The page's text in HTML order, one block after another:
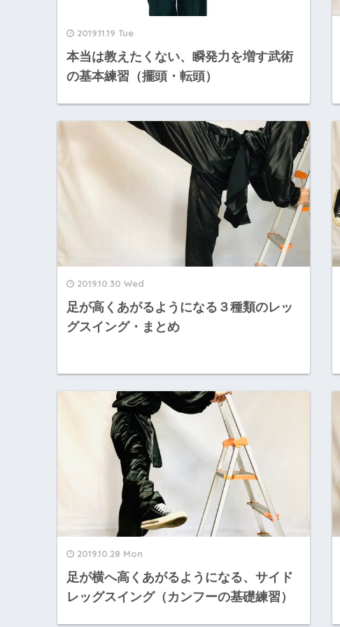
2019.11.19 Tue
本当は教えたくない、瞬発力を増す武術
の基本練習（擺頭・転頭）
2019.10.30 Wed
足が高くあがるようになる３種類のレッ
グスイング・まとめ
2019.10.28 Mon
足が横へ高くあがるようになる、サイド
レッグスイング（カンフーの基礎練習）